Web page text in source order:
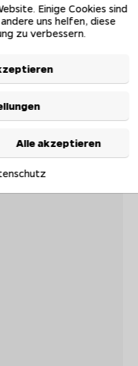
Einige Cookies sind
uns helfen, diese
zu verbessern.
Alle akzeptieren